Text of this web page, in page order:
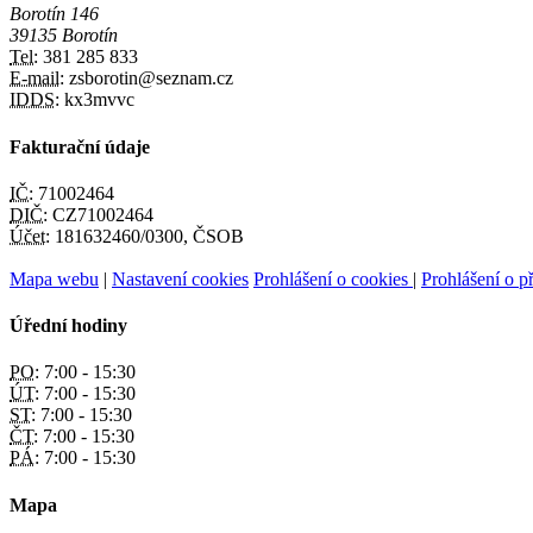
Borotín 146
39135 Borotín
Tel: 381 285 833
E-mail: zsborotin@seznam.cz
IDDS: kx3mvvc
Fakturační údaje
IČ: 71002464
DIČ: CZ71002464
Účet: 181632460/0300, ČSOB
Mapa webu | Nastavení cookies Prohlášení o cookies | Prohlášení o
Úřední hodiny
PO: 7:00 - 15:30
ÚT: 7:00 - 15:30
ST: 7:00 - 15:30
ČT: 7:00 - 15:30
PÁ: 7:00 - 15:30
Mapa